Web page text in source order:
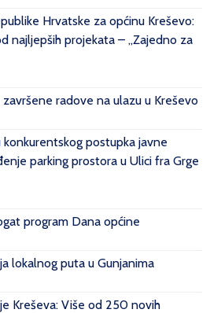
Hrvatske za općinu Kreševo:
najljepših projekata – „Zajedno za
radove na ulazu u Kreševo
postupka javne
parking prostora u Ulici fra Grge
program Dana općine
lokalnog puta u Gunjanima
Kreševa: Više od 250 novih